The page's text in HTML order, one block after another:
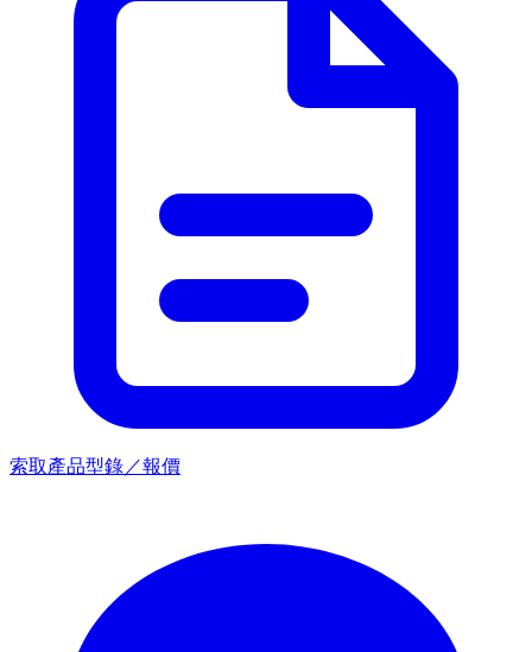
索取產品型錄／報價